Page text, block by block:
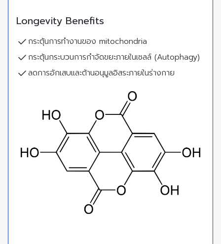
Longevity Benefits
กระตุ้นการทำงานของ mitochondria
กระตุ้นกระบวนการกำจัดขยะภายในเซลล์ (Autophagy)
ลดการอักเสบและต้านอนุมูลอิสระภายในร่างกาย